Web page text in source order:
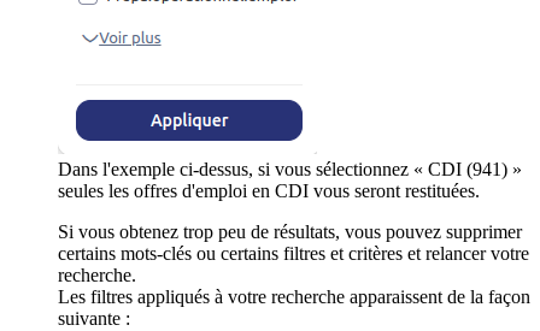
Dans l'exemple ci-dessus, si vous sélectionnez « CDI (941) »
seules les offres d'emploi en CDI vous seront restituées.
Si vous obtenez trop peu de résultats, vous pouvez supprimer
certains mots-clés ou certains filtres et critères et relancer votre
recherche.
Les filtres appliqués à votre recherche apparaissent de la façon
suivante :